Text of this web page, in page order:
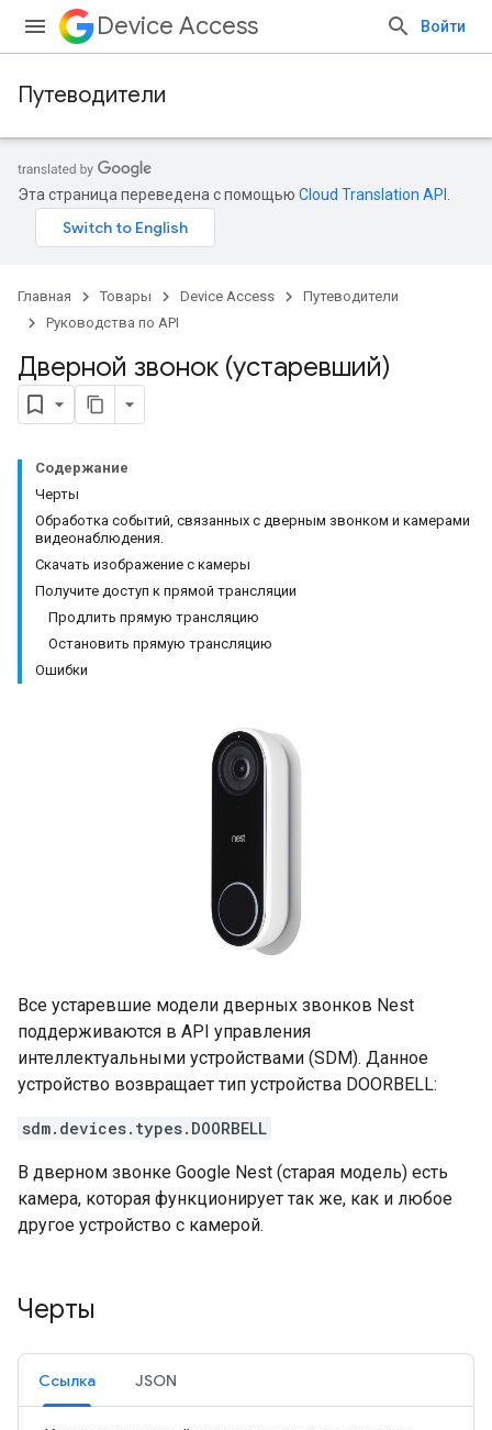
Device Access Войти
Путеводители
Эта страница переведена с помощью Cloud Translation API
Главная Товары Device Access
Путеводители
Руководства по API
Дверной звонок (устаревший)
Содержание
Черты
Обработка событий, связанных с дверным звонком и камерами
видеонаблюдения.
Скачать изображение с камеры
Получите доступ к прямой трансляции
Продлить прямую трансляцию
Остановить прямую трансляцию
Ошибки
Все устаревшие модели дверных звонков Nest
поддерживаются в API управления
интеллектуальными устройствами (SDM). Данное
устройство возвращает тип устройства DOORBELL:
sdm.devices.types.DOORBELL
В дверном звонке Google Nest (старая модель) есть
камера, которая функционирует так же, как и любое
другое устройство с камерой.
Черты
Ссылка JSON